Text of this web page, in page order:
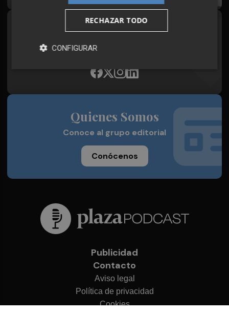
Síguenos en redes
Plaza Podcast, desde cualquier medio
Quienes Somos
Conoce al grupo editorial
Conócenos
Publicidad
Contacto
Aviso legal
Política de privacidad
Cookies
RECHAZAR TODO
CONFIGURAR